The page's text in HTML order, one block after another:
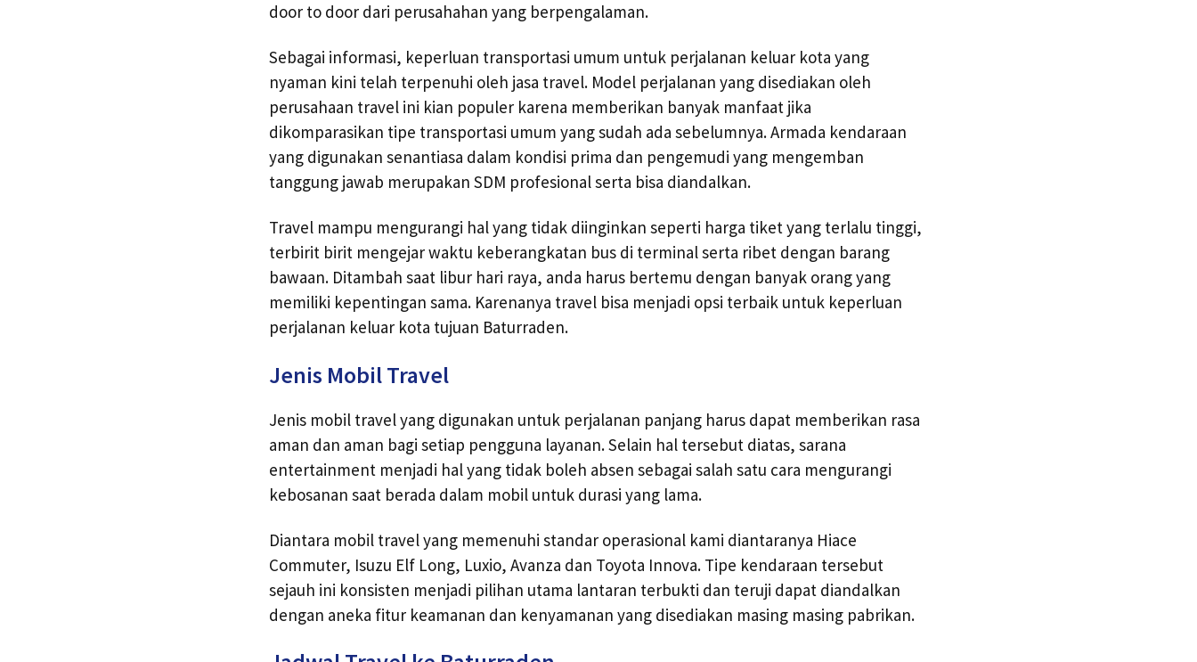
door to door dari perusahahan yang berpengalaman.
Sebagai informasi, keperluan transportasi umum untuk perjalanan keluar kota yang
nyaman kini telah terpenuhi oleh jasa travel. Model perjalanan yang disediakan oleh
perusahaan travel ini kian populer karena memberikan banyak manfaat jika
dikomparasikan tipe transportasi umum yang sudah ada sebelumnya. Armada kendaraan
yang digunakan senantiasa dalam kondisi prima dan pengemudi yang mengemban
tanggung jawab merupakan SDM profesional serta bisa diandalkan.
Travel mampu mengurangi hal yang tidak diinginkan seperti harga tiket yang terlalu tinggi,
terbirit birit mengejar waktu keberangkatan bus di terminal serta ribet dengan barang
bawaan. Ditambah saat libur hari raya, anda harus bertemu dengan banyak orang yang
memiliki kepentingan sama. Karenanya travel bisa menjadi opsi terbaik untuk keperluan
perjalanan keluar kota tujuan Baturraden.
Jenis Mobil Travel
Jenis mobil travel yang digunakan untuk perjalanan panjang harus dapat memberikan rasa
aman dan aman bagi setiap pengguna layanan. Selain hal tersebut diatas, sarana
entertainment menjadi hal yang tidak boleh absen sebagai salah satu cara mengurangi
kebosanan saat berada dalam mobil untuk durasi yang lama.
Diantara mobil travel yang memenuhi standar operasional kami diantaranya Hiace
Commuter, Isuzu Elf Long, Luxio, Avanza dan Toyota Innova. Tipe kendaraan tersebut
sejauh ini konsisten menjadi pilihan utama lantaran terbukti dan teruji dapat diandalkan
dengan aneka fitur keamanan dan kenyamanan yang disediakan masing masing pabrikan.